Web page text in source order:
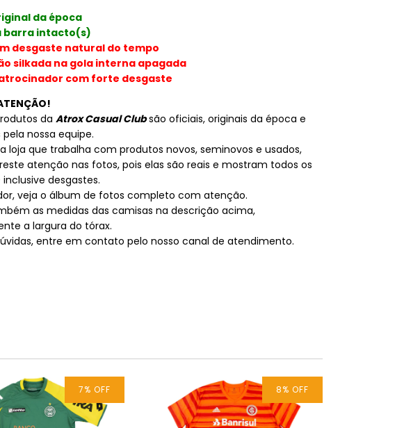
da época
barra intacto(s)
desgaste natural do tempo
silkada na gola interna apagada
com forte desgaste
da Atrox Casual Clubsão oficiais, originais da época e
nossa equipe.
loja que trabalha com produtos novos, seminovos e usados,
atenção nas fotos, pois elas são reais e mostram todos os
desgastes.
veja o álbum de fotos completo com atenção.
as medidas das camisas na descrição acima,
a largura do tórax.
entre em contato pelo nosso canal de atendimento.
7% OFF 8% OFF